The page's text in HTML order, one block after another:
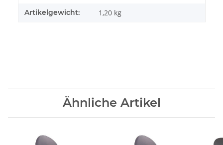
Artikelgewicht: 1,20 kg
Ähnliche Artikel